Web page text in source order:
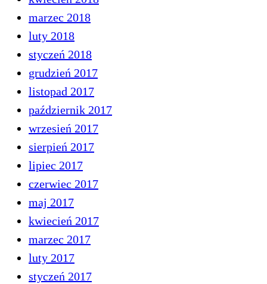
marzec 2018
luty 2018
styczeń 2018
grudzień 2017
listopad 2017
październik 2017
wrzesień 2017
sierpień 2017
lipiec 2017
czerwiec 2017
maj 2017
kwiecień 2017
marzec 2017
luty 2017
styczeń 2017